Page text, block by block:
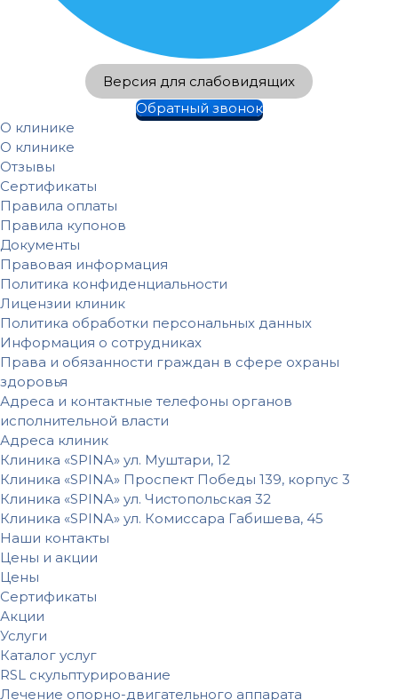
Версия для слабовидящих
Обратный звонок
О клинике
О клинике
Отзывы
Сертификаты
Правила оплаты
Правила купонов
Документы
Правовая информация
Политика конфиденциальности
Лицензии клиник
Политика обработки персональных данных
Информация о сотрудниках
Права и обязанности граждан в сфере охраны
здоровья
Адреса и контактные телефоны органов
исполнительной власти
Адреса клиник
Клиника «SPINA» ул. Муштари, 12
Клиника «SPINA» Проспект Победы 139, корпус 3
Клиника «SPINA» ул. Чистопольская 32
Клиника «SPINA» ул. Комиссара Габишева, 45
Наши контакты
Цены и акции
Цены
Сертификаты
Акции
Услуги
Каталог услуг
RSL скульптурирование
Лечение опорно-двигательного аппарата